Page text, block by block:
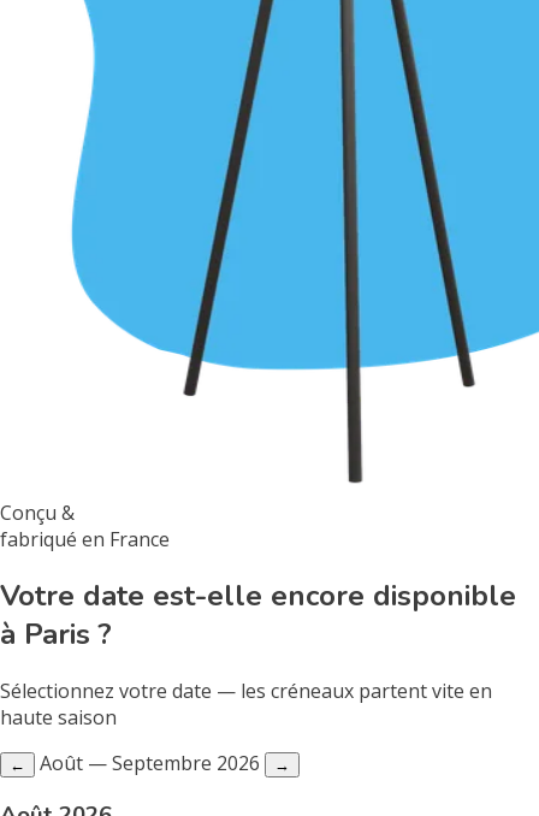
Conçu &
fabriqué en France
Votre date est-elle encore disponible
à Paris ?
Sélectionnez votre date — les créneaux partent vite en
haute saison
← Août — Septembre 2026 →